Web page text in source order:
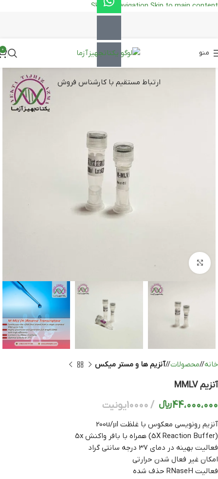
Skip to navigation Skip to main content
ارتباط مستقیم با کارشناس فروش
منو 0
بزرگنمایی تصویر
خانه/ محصولات/ آنزیم ها و مستر میکس
آنزیم MMLV
44،000،000﷼ 10000یونیت
آنزیم رونویسی معکوس با غلظت 200u/μl
(5X Reaction Buffer) همراه با بافر واکنش 5x
فعالیت بهینه در دمای 37 درجه سانتی گراد
امکان غیر فعال شدن حرارتی
فعالیت RNaseH حذف شده